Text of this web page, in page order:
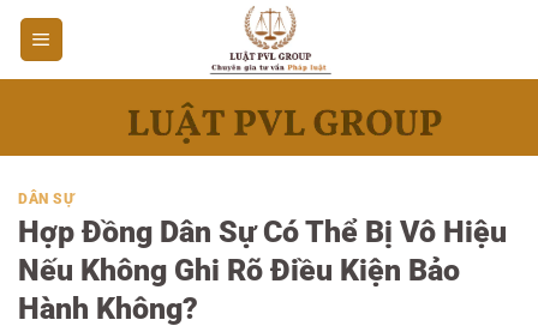
Bỏ
qua
nội
DÂN SỰ
Hợp Đồng Dân Sự Có Thể Bị Vô Hiệu
Nếu Không Ghi Rõ Điều Kiện Bảo
Hành Không?